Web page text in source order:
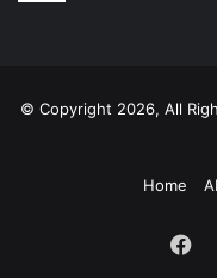
© Copyright 2026, All
Home